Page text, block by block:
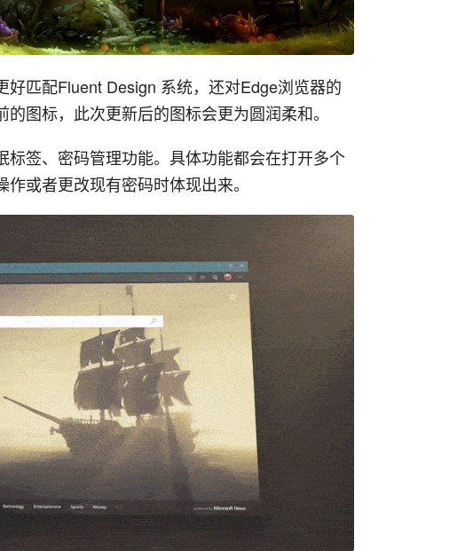
匹配Fluent Design 系统，还对Edge浏览器的
图标，此次更新后的图标会更为圆润柔和。
标签、密码管理功能。具体功能都会在打开多个
或者更改现有密码时体现出来。